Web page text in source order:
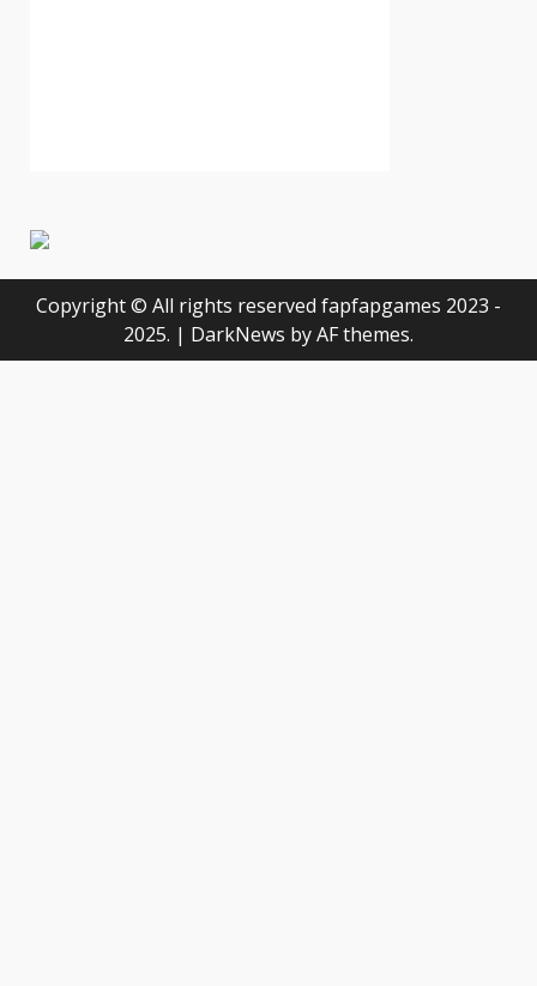
Copyright © All rights reserved fapfapgames 2023 -
2025. | DarkNews by AF themes.